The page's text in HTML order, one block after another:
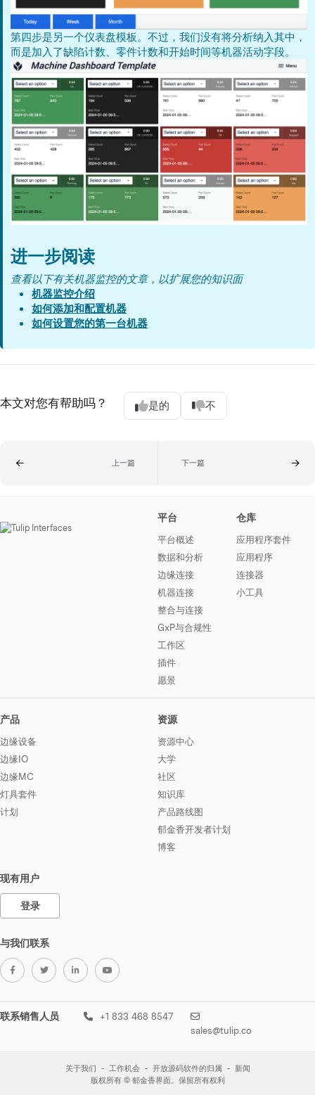
第四步是另一个仪表盘模板。不过，我们没有将分析纳入其中，
而是加入了缺陷计数、零件计数和开始时间等机器活动字段。
进一步阅读
查看以下有关机器监控的文章，以扩展您的知识面
机器监控介绍
如何添加和配置机器
如何设置您的第一台机器
本文对您有帮助吗？ 是的 不
上一篇 下一篇
平台
平台概述
数据和分析
边缘连接
机器连接
整合与连接
GxP与合规性
工作区
插件
愿景
仓库
应用程序套件
应用程序
连接器
小工具
产品
边缘设备
边缘IO
边缘MC
灯具套件
计划
资源
资源中心
大学
社区
知识库
产品路线图
郁金香开发者计划
博客
现有用户
登录
与我们联系
联系销售人员
+1 833 468 8547
sales@tulip.co
关于我们 工作机会 开放源码软件的归属
新闻
版权所有 © 郁金香界面。保留所有权利